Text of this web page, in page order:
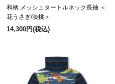
和柄 メッシュタートルネック長袖 ＜
花うさぎ/淡桃＞
14,300円(税込)